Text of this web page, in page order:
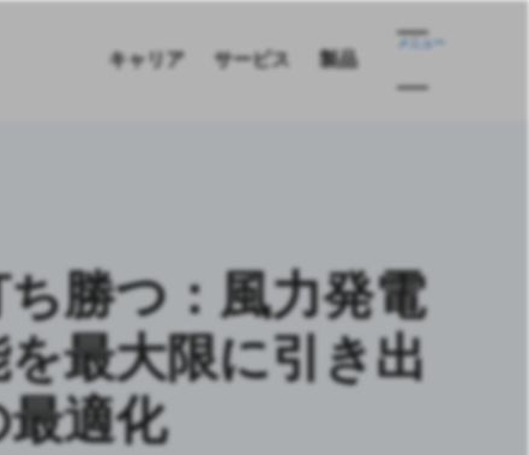
キャリア サービス 製品
メニュー
勝つ：風力発電
最大限に引き出
適化